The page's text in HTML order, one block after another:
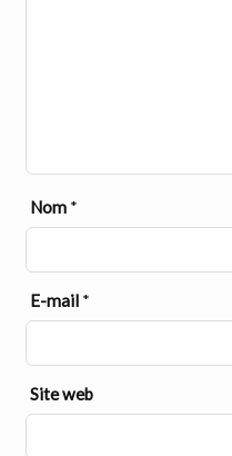
Nom *
E-mail *
Site web